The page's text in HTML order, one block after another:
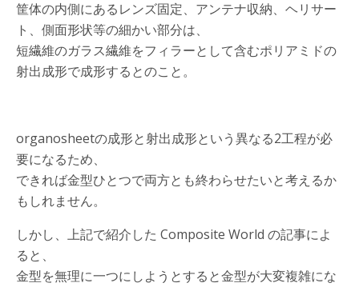
筐体の内側にあるレンズ固定、アンテナ収納、ヘリサー
ト、側面形状等の細かい部分は、
短繊維のガラス繊維をフィラーとして含むポリアミドの
射出成形で成形するとのこと。
organosheetの成形と射出成形という異なる2工程が必
要になるため、
できれば金型ひとつで両方とも終わらせたいと考えるか
もしれません。
しかし、上記で紹介した Composite World の記事によ
ると、
金型を無理に一つにしようとすると金型が大変複雑にな